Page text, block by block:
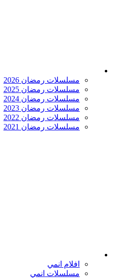
مسلسلات رمضان 2026
مسلسلات رمضان 2025
مسلسلات رمضان 2024
مسلسلات رمضان 2023
مسلسلات رمضان 2022
مسلسلات رمضان 2021
افلام انمي
مسلسلات انمي